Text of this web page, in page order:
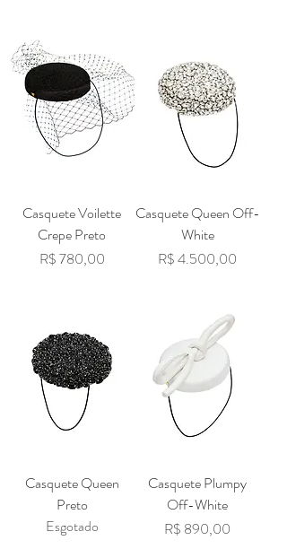
Casquete Voilette
Crepe Preto
Preço
R$ 780,00
Casquete Queen Off-
White
Preço
R$ 4.500,00
Casquete Queen
Preto
Esgotado
Casquete Plumpy
Off-White
Preço
R$ 890,00